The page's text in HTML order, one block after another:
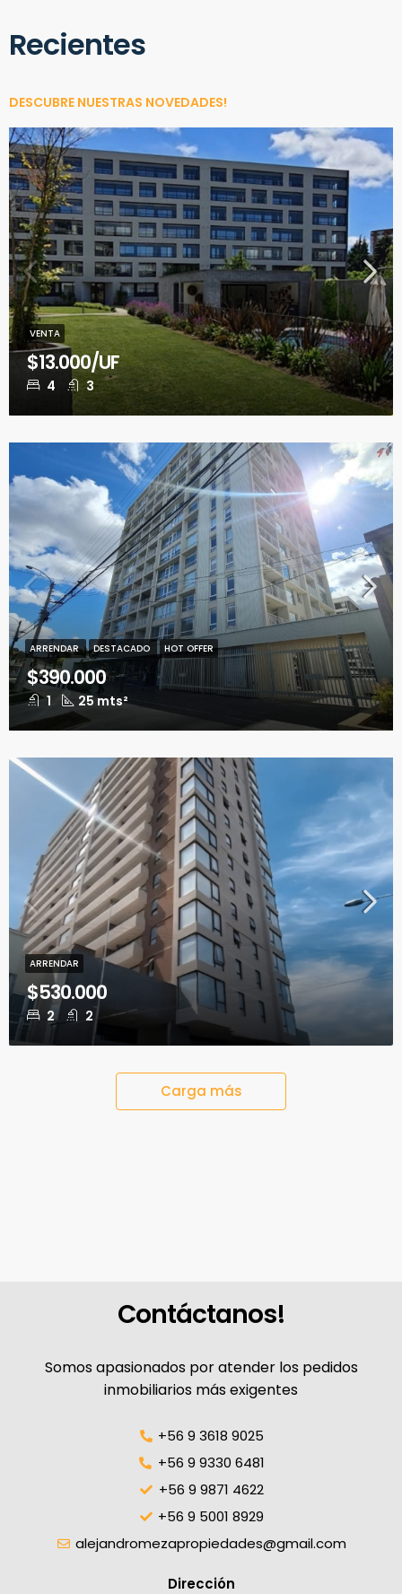
Recientes
DESCUBRE NUESTRAS NOVEDADES!
4 3
$13.000/UF
VENTA
1 25 mts²
$390.000
ARRENDAR DESTACADO HOT OFFER
2 2
$530.000
ARRENDAR
Carga más
Contáctanos!​
Somos apasionados por atender los pedidos
inmobiliarios más exigentes
+56 9 3618 9025
+56 9 9330 6481​
+56 9 9871 4622
+56 9 5001 8929
alejandromezapropiedades@gmail.com​
Dirección